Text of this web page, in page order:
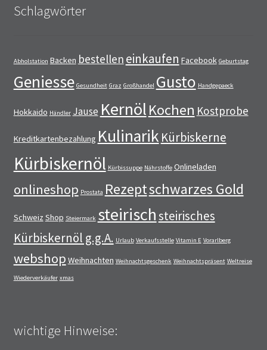
Schlagwörter
Abholstation Backen bestellen einkaufen Facebook Geburtstag
Geniesse Gesundheit Graz Großhandel Gusto Handgepaeck
Hokkaido Händler Jause KernölKochen Kostprobe
Kreditkartenbezahlung Kulinarik Kürbiskerne
Kürbiskernöl Kürbissuppe Nährstoffe Onlineladen
onlineshop Prostata Rezeptschwarzes Gold
Schweiz Shop Steiermark steirischsteirisches
Kürbiskernöl g.g.A. Urlaub Verkaufsstelle Vitamin E Vorarlberg
webshop Weihnachten Weihnachtsgeschenk Weihnachtspräsent Weltreise
Wiederverkäufer xmas
wichtige Hinweise: